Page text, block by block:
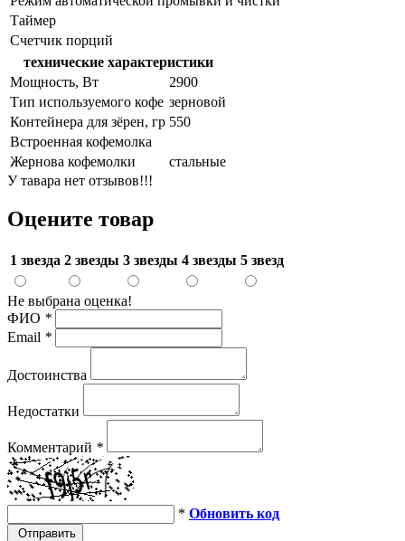
Таймер
Счетчик порций
технические характеристики
Мощность, Вт
2900
Тип используемого кофе зерновой
Контейнера для зёрен, гр 550
Встроенная кофемолка
Жернова кофемолки
стальные
У тавара нет отзывов!!!
Оцените товар
1 звезда 2 звезды 3 звезды 4 звезды 5 звезд
Не выбрана оценка!
ФИО *
Email *
Достоинства
Недостатки
Комментарий *
* Обновить код
Отправить